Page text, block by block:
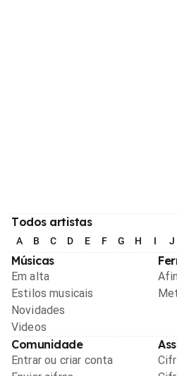
Todos artistas
A B C D E F G H I J
Músicas
Em alta
Estilos musicais
Novidades
Videos
Comunidade
Entrar ou criar conta